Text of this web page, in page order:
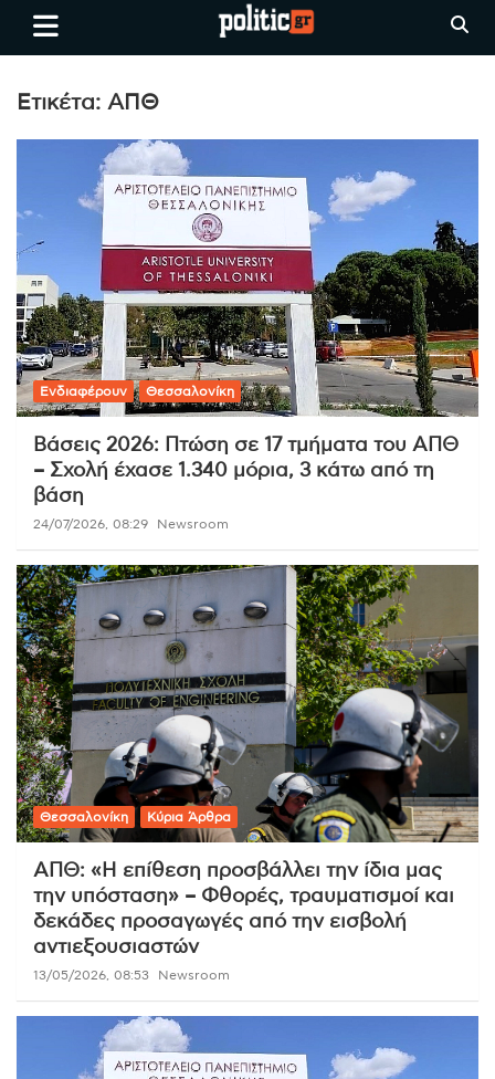
Skip
Ειδήσεις απο τη
Θεσσαλονίκη, την Ελλάδα και
όλο τον Κόσμο
politic.gr
Ετικέτα: ΑΠΘ
Ενδιαφέρουν Θεσσαλονίκη
Βάσεις 2026: Πτώση σε 17 τμήματα του ΑΠΘ
– Σχολή έχασε 1.340 μόρια, 3 κάτω από τη
βάση
24/07/2026, 08:29 Newsroom
Θεσσαλονίκη Κύρια Άρθρα
ΑΠΘ: «Η επίθεση προσβάλλει την ίδια μας
την υπόσταση» – Φθορές, τραυματισμοί και
δεκάδες προσαγωγές από την εισβολή
αντιεξουσιαστών
13/05/2026, 08:53 Newsroom